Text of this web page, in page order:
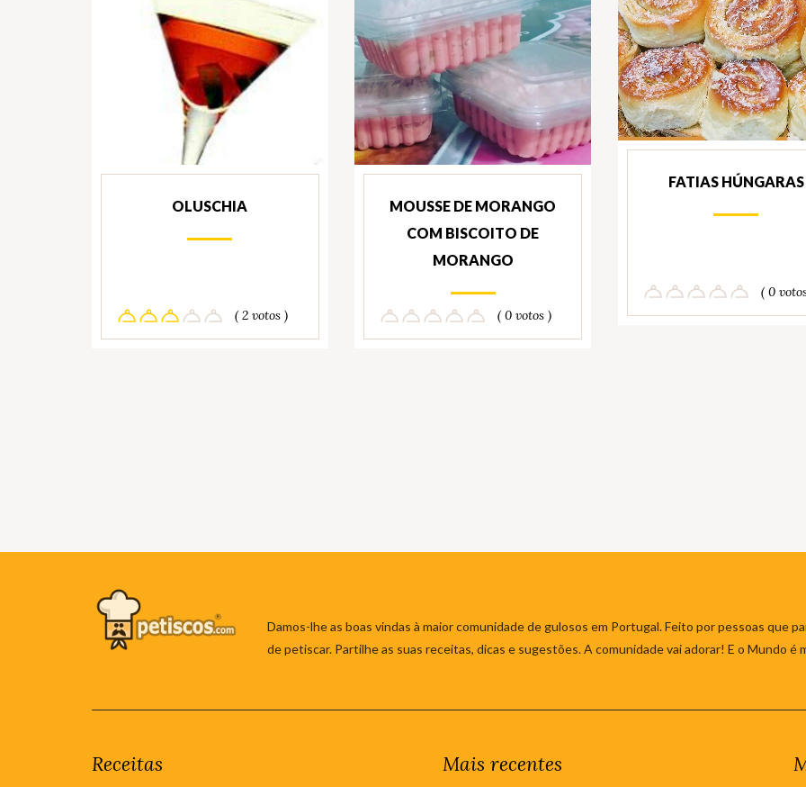
OLUSCHIA
( 2 votos )
MOUSSE DE MORANGO
COM BISCOITO DE
MORANGO
( 0 votos )
FATIAS HÚNGARAS
( 0
Damos-lhe as boas vindas à maior comunidade de gulosos em Portugal. Feito por pessoas que
de petiscar. Partilhe as suas receitas, dicas e sugestões. A comunidade vai adorar! E o Mundo é
Receitas Mais recentes